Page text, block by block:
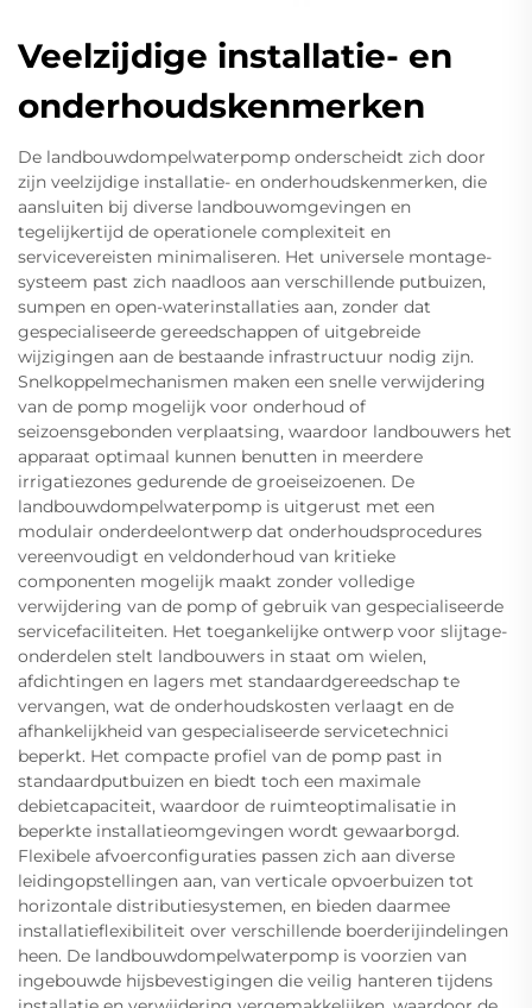
Veelzijdige installatie- en
onderhoudskenmerken
De landbouwdompelwaterpomp onderscheidt zich door
zijn veelzijdige installatie- en onderhoudskenmerken, die
aansluiten bij diverse landbouwomgevingen en
tegelijkertijd de operationele complexiteit en
servicevereisten minimaliseren. Het universele montage-
systeem past zich naadloos aan verschillende putbuizen,
sumpen en open-waterinstallaties aan, zonder dat
gespecialiseerde gereedschappen of uitgebreide
wijzigingen aan de bestaande infrastructuur nodig zijn.
Snelkoppelmechanismen maken een snelle verwijdering
van de pomp mogelijk voor onderhoud of
seizoensgebonden verplaatsing, waardoor landbouwers het
apparaat optimaal kunnen benutten in meerdere
irrigatiezones gedurende de groeiseizoenen. De
landbouwdompelwaterpomp is uitgerust met een
modulair onderdeelontwerp dat onderhoudsprocedures
vereenvoudigt en veldonderhoud van kritieke
componenten mogelijk maakt zonder volledige
verwijdering van de pomp of gebruik van gespecialiseerde
servicefaciliteiten. Het toegankelijke ontwerp voor slijtage-
onderdelen stelt landbouwers in staat om wielen,
afdichtingen en lagers met standaardgereedschap te
vervangen, wat de onderhoudskosten verlaagt en de
afhankelijkheid van gespecialiseerde servicetechnici
beperkt. Het compacte profiel van de pomp past in
standaardputbuizen en biedt toch een maximale
debietcapaciteit, waardoor de ruimteoptimalisatie in
beperkte installatieomgevingen wordt gewaarborgd.
Flexibele afvoerconfiguraties passen zich aan diverse
leidingopstellingen aan, van verticale opvoerbuizen tot
horizontale distributiesystemen, en bieden daarmee
installatieflexibiliteit over verschillende boerderijindelingen
heen. De landbouwdompelwaterpomp is voorzien van
ingebouwde hijsbevestigingen die veilig hanteren tijdens